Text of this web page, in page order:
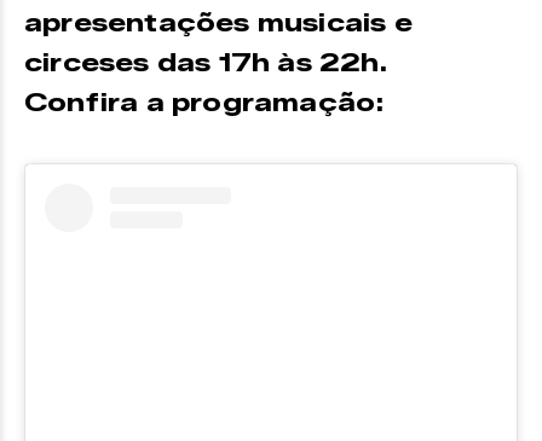
apresentações musicais e
circeses das 17h às 22h.
Confira a programação: